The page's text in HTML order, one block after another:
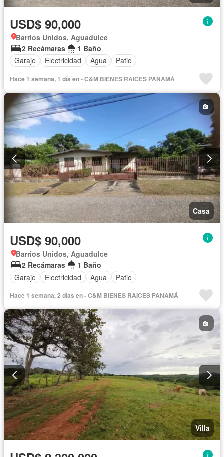
USD$ 90,000
Barrios Unidos, Aguadulce
2 Recámaras
1 Baño
Garaje
Electricidad Agua Patio
Hace 1 semana, 1 día en - C&M BIENES RAICES PANAMÁ
Casa
USD$ 90,000
Barrios Unidos, Aguadulce
2 Recámaras
1 Baño
Garaje
Electricidad Agua Patio
Hace 1 semana, 2 días en - C&M BIENES RAICES PANAMÁ
Villa